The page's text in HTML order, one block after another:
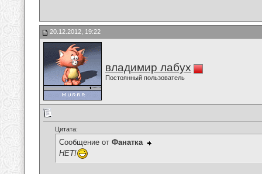
20.12.2012, 19:22
владимир лабух
Постоянный пользователь
Цитата:
Сообщение от Фанатка
НЕТ!